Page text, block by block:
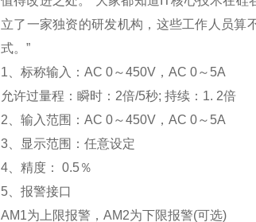
立了一家独资的研发机构，这些工作人员算
式。”
1 、标称输入：AC 0～450V ，AC 0～5A
允许过量程：瞬时：2倍/5秒; 持续：1. 2倍
2 、输入范围：AC 0～450V ，AC 0～5A
3
显示范围： 任意设定
4 、精度： 0.5％
5
报警接口
AM1为上限报警，AM2为下限报警(可选)